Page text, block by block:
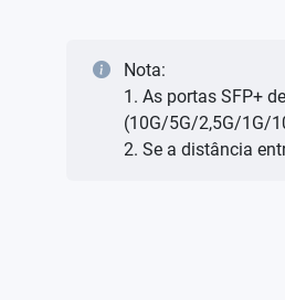
Nota:
1. As portas SFP+
(10G/5G/2,5G/1G/
2. Se a distância